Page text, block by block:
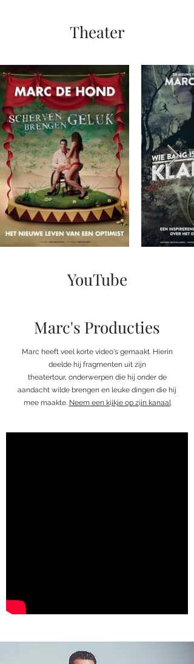
Theater
YouTube
Marc's Producties
Marc heeft veel korte video's gemaakt. Hierin
deelde hij fragmenten uit zijn
theatertour, onderwerpen die hij onder de
aandacht wilde brengen en leuke dingen die hij
mee maakte. Neem een kijkje op zijn kanaal